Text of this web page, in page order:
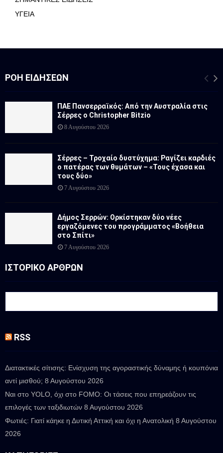
ΥΓΕΙΑ
ΡΟΉ ΕΙΔΉΣΕΩΝ
ΠΑΕ Πανσερραϊκός: Από την Αυστραλία στις
Σέρρες ο Christopher Bitzio
8 Αυγούστου 2026
Σέρρες – Τροχαίο δυστύχημα: Ραγίζει καρδιές
ο πατέρας των θυμάτων – «Τους έχασα και
τους δύο»
7 Αυγούστου 2026
Δήμος Σερρών: Ορκίστηκαν δύο νέες
εργαζόμενες του προγράμματος «Βοήθεια
στο Σπίτι»
7 Αυγούστου 2026
ΙΣΤΟΡΙΚΟ ΑΡΘΡΩΝ
RSS
Διατακτικές σίτισης: Ενίσχυση της αγοραστικής δύναμης ή κουπόνια
αντί μισθού; 8 Αυγούστου 2026
Ναι στο YOLO, όχι στο FOMO: Οι τάσεις που επηρεάζουν τις
επιλογές των ταξιδιωτών 8 Αυγούστου 2026
Φωτιές: Γιατί κάηκε η Δυτική Αττική και όχι η Ανατολική 8 Αυγούστου
2026